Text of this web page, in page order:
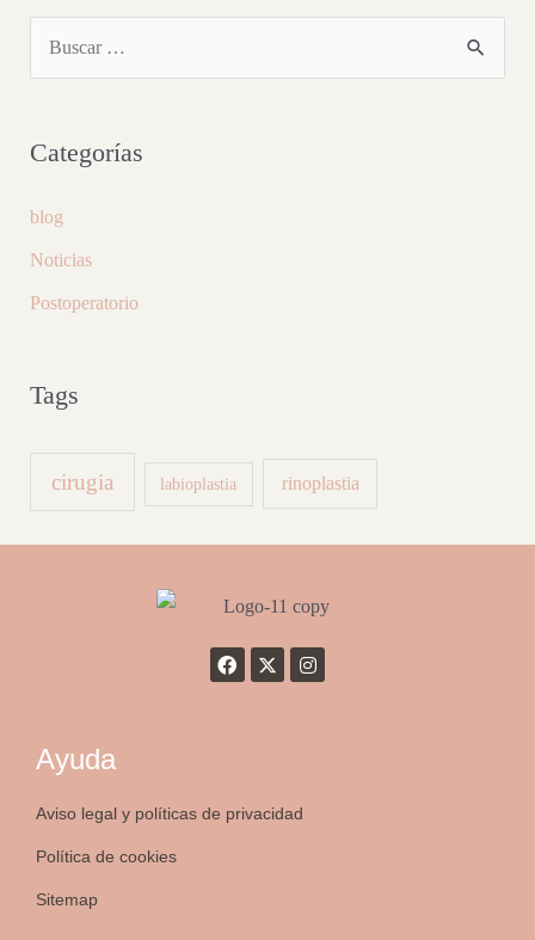
Categorías
blog
Noticias
Postoperatorio
Tags
cirugia labioplastia rinoplastia
Ayuda
Aviso legal y políticas de privacidad
Política de cookies
Sitemap